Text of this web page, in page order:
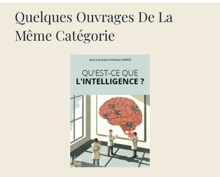
Quelques Ouvrages De La
Même Catégorie